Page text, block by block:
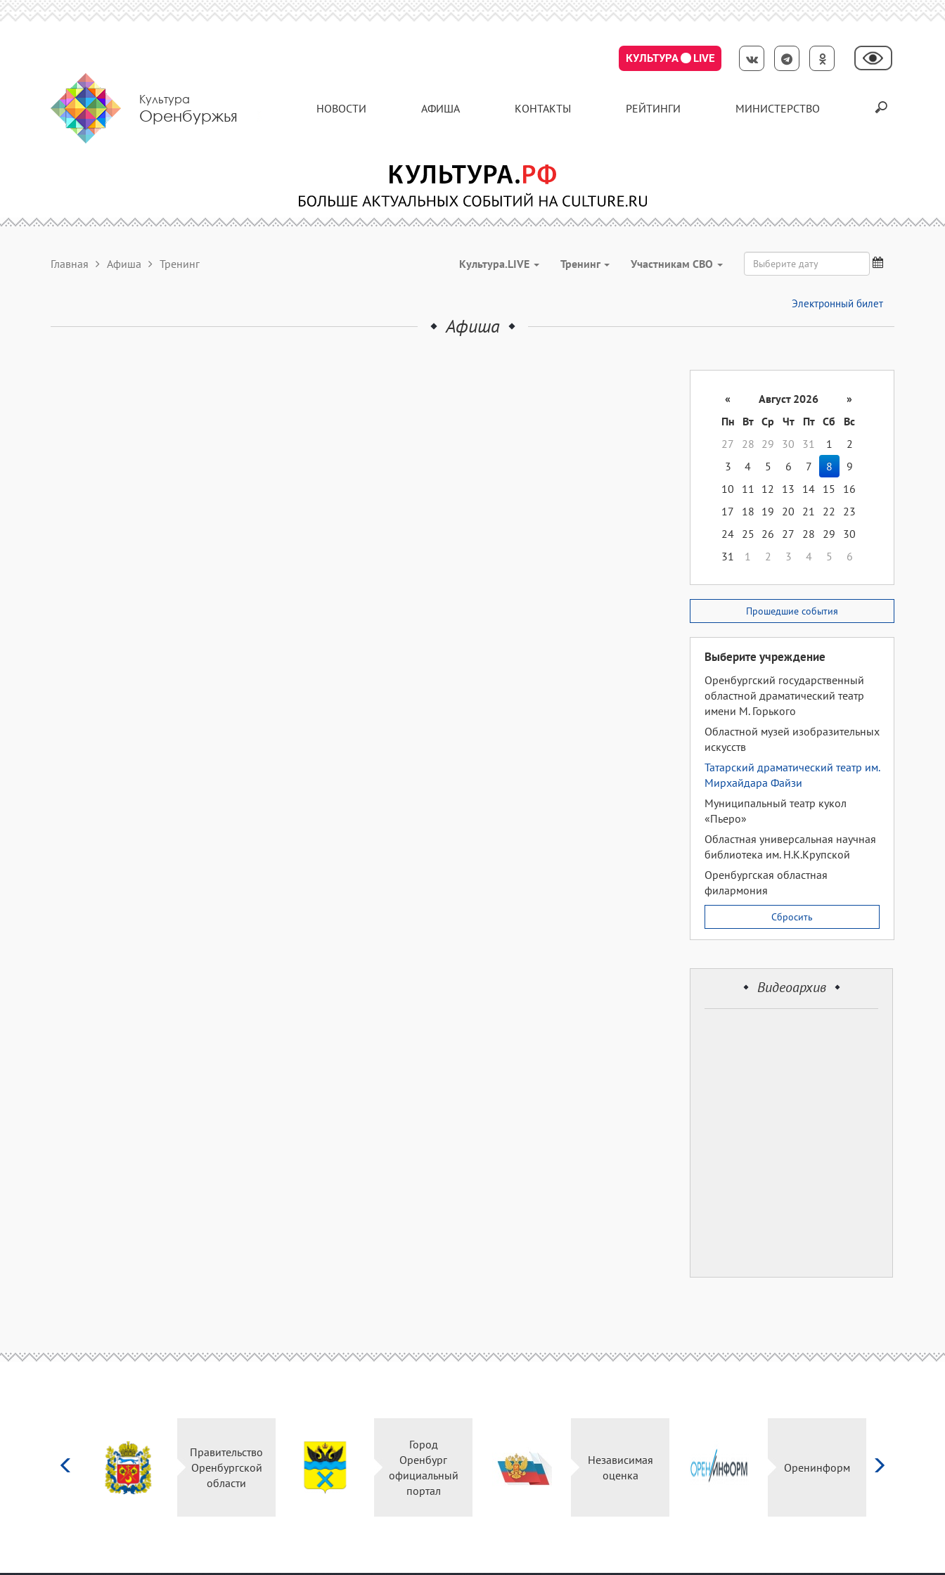
КУЛЬТУРА LIVE
Культура
Оренбуржья НОВОСТИ АФИША КОНТАКТЫ РЕЙТИНГИ МИНИСТЕРСТВО
Главная Афиша Тренинг Культура.LIVE Тренинг Участникам СВО
Электронный билет
Афиша
« Август 2026
»
Пн
Вт Ср Чт Пт Сб
Вс
27
28 29 30 31 1
2
3
4 5 6 7 8
9
10
11 12 13 14 15
16
17
18 19 20 21 22
23
24 25 26 27 28 29
30
31
1 2 3 4 5 6
Прошедшие события
Выберите учреждение
Оренбургский государственный
областной драматический театр
имени М. Горького
Областной музей изобразительных
искусств
Татарский драматический театр им.
Мирхайдара Файзи
Муниципальный театр кукол
«Пьеро»
Областная универсальная научная
библиотека им. Н.К.Крупской
Оренбургская областная
филармония
Сбросить
Видеоархив
Правительство
Оренбургской
области
Город
Оренбург
официальный
портал
Независимая
оценка
Оренинформ